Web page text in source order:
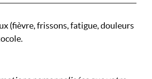
(fièvre, frissons, fatigue, douleurs